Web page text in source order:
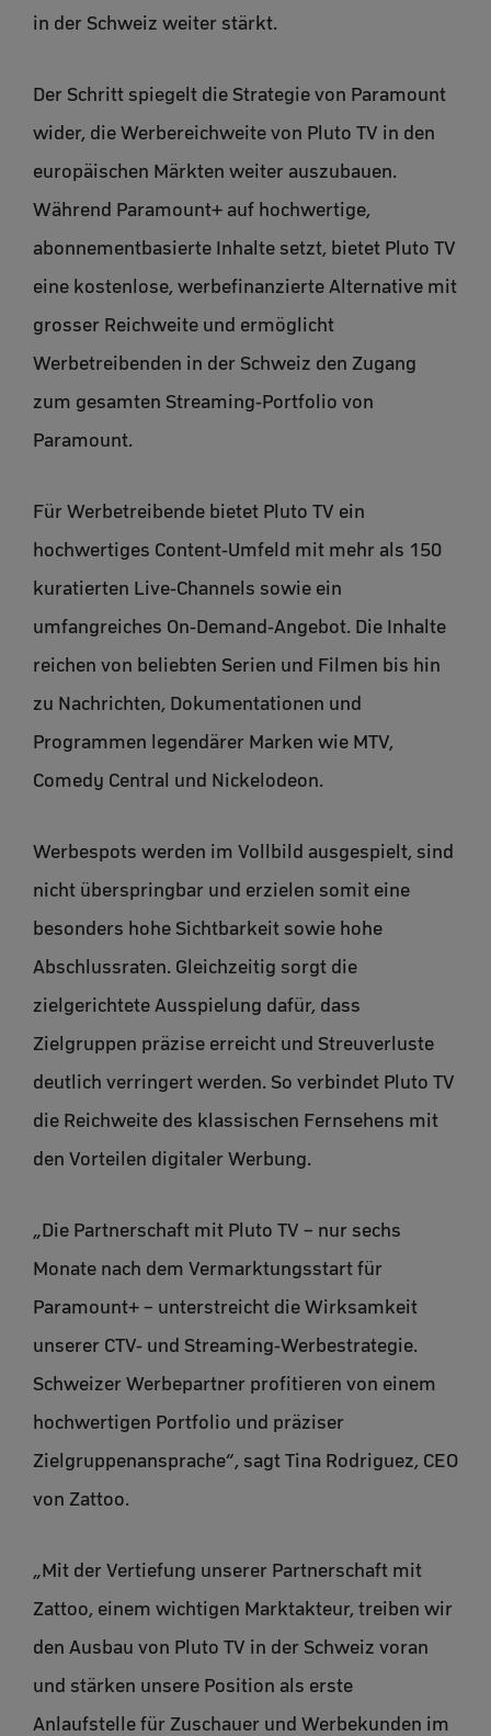
in der Schweiz weiter stärkt.
Der Schritt spiegelt die Strategie von Paramount
wider, die Werbereichweite von Pluto TV in den
europäischen Märkten weiter auszubauen.
Während Paramount+ auf hochwertige,
abonnementbasierte Inhalte setzt, bietet Pluto TV
eine kostenlose, werbefinanzierte Alternative mit
grosser Reichweite und ermöglicht
Werbetreibenden in der Schweiz den Zugang
zum gesamten Streaming-Portfolio von
Paramount.
Für Werbetreibende bietet Pluto TV ein
hochwertiges Content-Umfeld mit mehr als 150
kuratierten Live-Channels sowie ein
umfangreiches On-Demand-Angebot. Die Inhalte
reichen von beliebten Serien und Filmen bis hin
zu Nachrichten, Dokumentationen und
Programmen legendärer Marken wie MTV,
Comedy Central und Nickelodeon.
Werbespots werden im Vollbild ausgespielt, sind
nicht überspringbar und erzielen somit eine
besonders hohe Sichtbarkeit sowie hohe
Abschlussraten. Gleichzeitig sorgt die
zielgerichtete Ausspielung dafür, dass
Zielgruppen präzise erreicht und Streuverluste
deutlich verringert werden. So verbindet Pluto TV
die Reichweite des klassischen Fernsehens mit
den Vorteilen digitaler Werbung.
„Die Partnerschaft mit Pluto TV – nur sechs
Monate nach dem Vermarktungsstart für
Paramount+ – unterstreicht die Wirksamkeit
unserer CTV- und Streaming-Werbestrategie.
Schweizer Werbepartner profitieren von einem
hochwertigen Portfolio und präziser
Zielgruppenansprache“, sagt Tina Rodriguez, CEO
von Zattoo.
„Mit der Vertiefung unserer Partnerschaft mit
Zattoo, einem wichtigen Marktakteur, treiben wir
den Ausbau von Pluto TV in der Schweiz voran
und stärken unsere Position als erste
Anlaufstelle für Zuschauer und Werbekunden im